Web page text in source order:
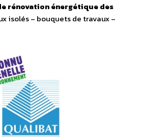
rénovation énergétique des
isolés – bouquets de travaux –